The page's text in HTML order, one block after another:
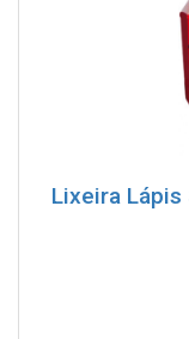
Lixeira Lápis